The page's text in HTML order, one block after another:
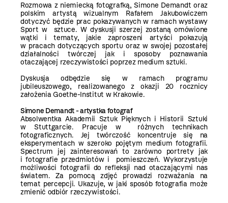
Rozmowa z niemiecką fotografką, Simone Demandt oraz
polskim artystą wizualnym Rafałem Jakubowiczem
dotyczyć będzie prac pokazywanych w ramach wystawy
Sport w sztuce. W dyskusji szerzej zostaną omówione
wątki i tematy, jakie zaproszeni artyści pokazują
w pracach dotyczących sportu oraz w swojej pozostałej
działalności twórczej jak i sposoby poznawania
otaczającej rzeczywistości poprzez medium sztuki.
Dyskusja odbędzie się w ramach programu
jubileuszowego, realizowanego z okazji 20 rocznicy
założenia Goethe-Institut w Krakowie.
Simone Demandt - artystka fotograf
Absolwentka Akademii Sztuk Pięknych i Historii Sztuki
w Stuttgarcie. Pracuje w różnych technikach
fotograficznych. Jej twórczość koncentruje się na
eksperymentach w szeroko pojętym medium fotografii.
Spectrum jej zainteresowań to zarówno portrety jak
i fotografie przedmiotów i pomieszczeń. Wykorzystuje
możliwości fotografii do refleksji nad otaczającymi nas
światem. Za pomocą zdjęć prowadzi rozważania na
temat percepcji. Ukazuje, w jaki sposób fotografia może
zmienić odbiór rzeczywistości.